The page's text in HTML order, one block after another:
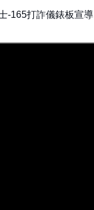
-165打詐儀錶板宣導